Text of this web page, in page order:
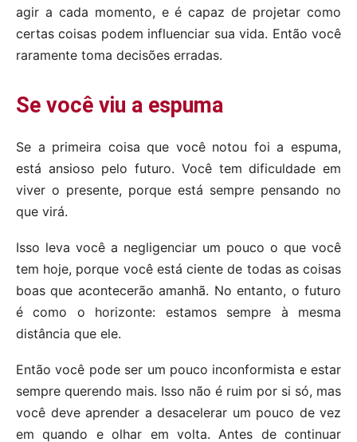
agir a cada momento, e é capaz de projetar como
certas coisas podem influenciar sua vida. Então você
raramente toma decisões erradas.
Se você viu a espuma
Se a primeira coisa que você notou foi a espuma,
está ansioso pelo futuro. Você tem dificuldade em
viver o presente, porque está sempre pensando no
que virá.
Isso leva você a negligenciar um pouco o que você
tem hoje, porque você está ciente de todas as coisas
boas que acontecerão amanhã. No entanto, o futuro
é como o horizonte: estamos sempre à mesma
distância que ele.
Então você pode ser um pouco inconformista e estar
sempre querendo mais. Isso não é ruim por si só, mas
você deve aprender a desacelerar um pouco de vez
em quando e olhar em volta. Antes de continuar